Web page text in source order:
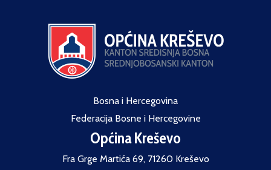
Bosna i Hercegovina
Federacija Bosne i Hercegovine
Općina Kreševo
Fra Grge Martića 69, 71260 Kreševo